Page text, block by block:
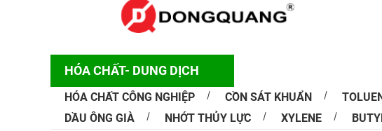
HÓA CHẤT- DUNG DỊCH
HÓA CHẤT CÔNG NGHIỆP CỒN SÁT KHUẨN
DẦU ÔNG GIÀ
NHỚT THỦY LỰC XYLENE
Công nghệ in ấn truyền